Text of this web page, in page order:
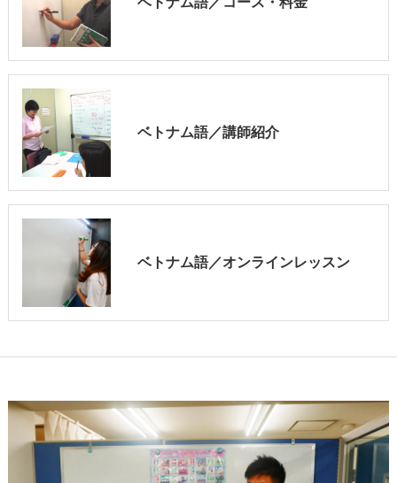
ベトナム語／講師紹介
ベトナム語／オンラインレッスン